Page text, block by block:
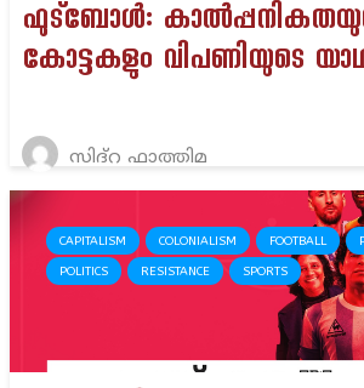
ഫുട്ബോൾ:
കോട്ടകളും വിപണിയുടെ
സിദ്റ ഫാത്തിമ
CAPITALISM COLONIALISM FOOTBALL
POLITICS RESISTANCE SPORTS